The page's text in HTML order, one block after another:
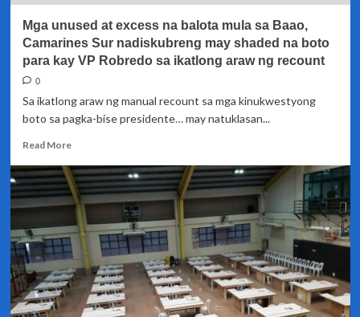
Mga unused at excess na balota mula sa Baao,
Camarines Sur nadiskubreng may shaded na boto
para kay VP Robredo sa ikatlong araw ng recount
0
Sa ikatlong araw ng manual recount sa mga kinukwestyong
boto sa pagka-bise presidente… may natuklasan...
Read MoreRead
about
Mga
unused
at
excess
na
balota
mula
sa
Baao,